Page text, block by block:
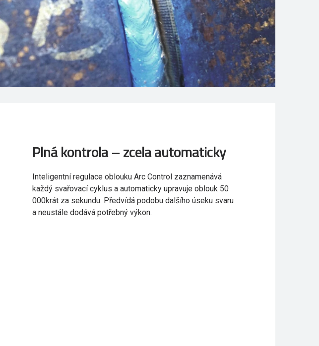
Plná kontrola – zcela automaticky
Inteligentní regulace oblouku Arc Control zaznamenává
každý svařovací cyklus a automaticky upravuje oblouk 50
000krát za sekundu. Předvídá podobu dalšího úseku svaru
a neustále dodává potřebný výkon.